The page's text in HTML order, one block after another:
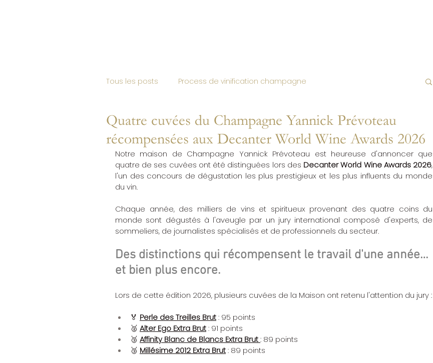
Tous les posts Process de vinification champagne
Vignoble de Champagne & HVE Champagne Life and Love
Presse Récompenses Champagne & Gastronomie
Quatre cuvées du Champagne Yannick Prévoteau
récompensées aux Decanter World Wine Awards 2026
Notre maison de Champagne Yannick Prévoteau est heureuse d'annoncer que
quatre de ses cuvées ont été distinguées lors des Decanter World Wine Awards 2026,
l'un des concours de dégustation les plus prestigieux et les plus influents du monde
du vin.
Chaque année, des milliers de vins et spiritueux provenant des quatre coins du
monde sont dégustés à l'aveugle par un jury international composé d'experts, de
sommeliers, de journalistes spécialisés et de professionnels du secteur.
Des distinctions qui récompensent le travail d'une année…
et bien plus encore.
Lors de cette édition 2026, plusieurs cuvées de la Maison ont retenu l'attention du jury :
🏅 Perle des Treilles Brut : 95 points
🥈 Alter Ego Extra Brut : 91 points
🥉 Affinity Blanc de Blancs Extra Brut: 89 points
🥉 Millésime 2012 Extra Brut : 89 points